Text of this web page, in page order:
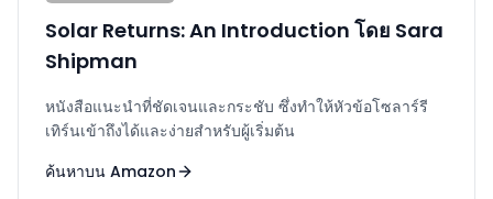
Solar Returns: An Introduction โดย Sara
Shipman
หนังสือแนะนำที่ชัดเจนและกระชับ ซึ่งทำให้หัวข้อโซลาร์รี
เทิร์นเข้าถึงได้และง่ายสำหรับผู้เริ่มต้น
ค้นหาบน Amazon